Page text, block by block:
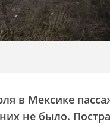
в Мексике
них не было.